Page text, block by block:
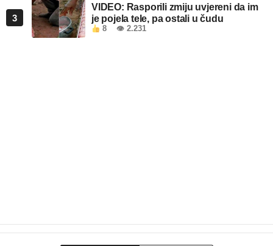
3
VIDEO: Rasporili zmiju uvjereni da im
je pojela tele, pa ostali u čudu
8 👁 2.231